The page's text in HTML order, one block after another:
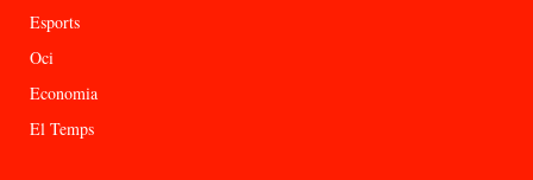
Esports
Oci
Economia
El Temps